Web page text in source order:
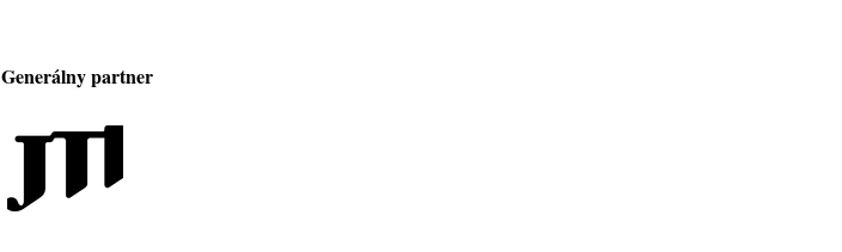
Generálny partner